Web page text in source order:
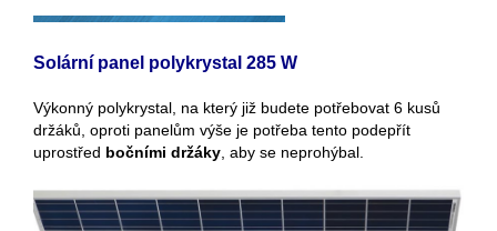
Solární panel polykrystal 285 W
Výkonný polykrystal, na který již budete potřebovat 6 kusů
držáků, oproti panelům výše je potřeba tento podepřít
uprostřed bočními držáky , aby se neprohýbal.